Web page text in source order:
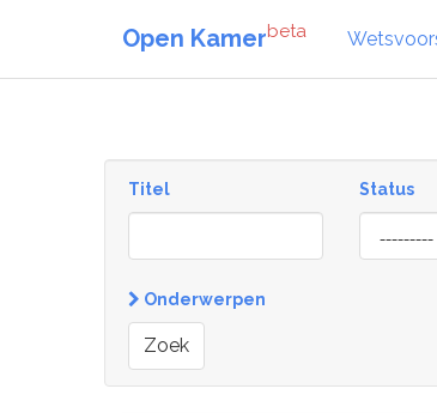
Open Kamerbeta
Titel Status
[invalid
name]
Onderwerpen
Zoek